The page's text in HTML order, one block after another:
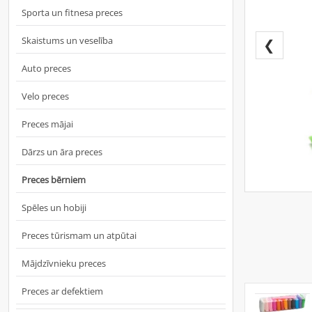
Sporta un fitnesa preces
Skaistums un veselība
Auto preces
Velo preces
Preces mājai
Dārzs un āra preces
Preces bērniem
Spēles un hobiji
Preces tūrismam un atpūtai
Mājdzīvnieku preces
Preces ar defektiem
❮